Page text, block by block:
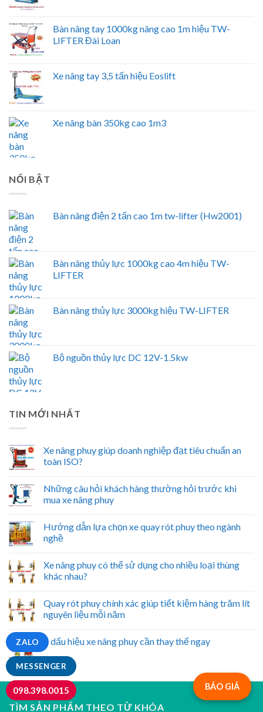
MESSENGER
ZALO
098.398.0015
Bàn nâng tay 1000kg nâng cao 1m hiệu TW-
LIFTER Đài Loan
Xe nâng tay 3,5 tấn hiệu Eoslift
Xe nâng bàn 350kg cao 1m3
NỔI BẬT
Bàn nâng điện 2 tấn cao 1m tw-lifter (Hw2001)
Bàn nâng thủy lực 1000kg cao 4m hiệu TW-
LIFTER
Bàn nâng thủy lực 3000kg hiệu TW-LIFTER
Bộ nguồn thủy lực DC 12V-1.5kw
TIN MỚI NHẤT
Xe nâng phuy giúp doanh nghiệp đạt tiêu chuẩn an
toàn ISO?
Những câu hỏi khách hàng thường hỏi trước khi
mua xe nâng phuy
Hướng dẫn lựa chọn xe quay rót phuy theo ngành
nghề
Xe nâng phuy có thể sử dụng cho nhiều loại thùng
khác nhau?
Quay rót phuy chính xác giúp tiết kiệm hàng trăm lít
nguyên liệu mỗi năm
5 dấu hiệu xe nâng phuy cần thay thế ngay
TÌM SẢN PHẨM THEO TỪ KHÓA
BÁO GIÁ